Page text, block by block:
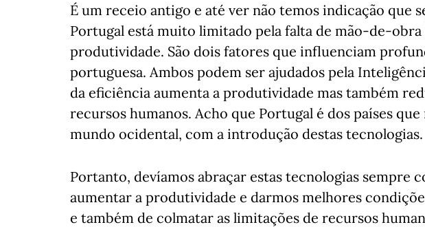
É um receio antigo e até ver não temos indicação que
Portugal está muito limitado pela falta de mão-de-obra
produtividade. São dois fatores que influenciam
portuguesa. Ambos podem ser ajudados pela
da eficiência aumenta a produtividade mas também
recursos humanos. Acho que Portugal é dos países que
mundo ocidental, com a introdução destas tecnologias.
Portanto, devíamos abraçar estas tecnologias sempre
aumentar a produtividade e darmos melhores
e também de colmatar as limitações de recursos